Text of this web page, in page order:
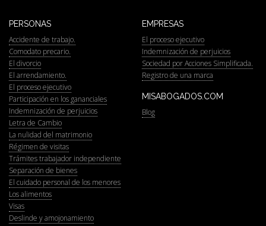
PERSONAS
Accidente de trabajo.
Comodato precario.
El divorcio
El arrendamiento.
El proceso ejecutivo
Participación en los gananciales
Indemnización de perjuicios
Letra de Cambio
La nulidad del matrimonio
Régimen de visitas
Trámites trabajador independiente
Separación de bienes
El cuidado personal de los menores
Los alimentos
Visas
Deslinde y amojonamiento
EMPRESAS
El proceso ejecutivo
Indemnización de perjuicios
Sociedad por Acciones Simplificada.
Registro de una marca
MISABOGADOS.COM
Blog